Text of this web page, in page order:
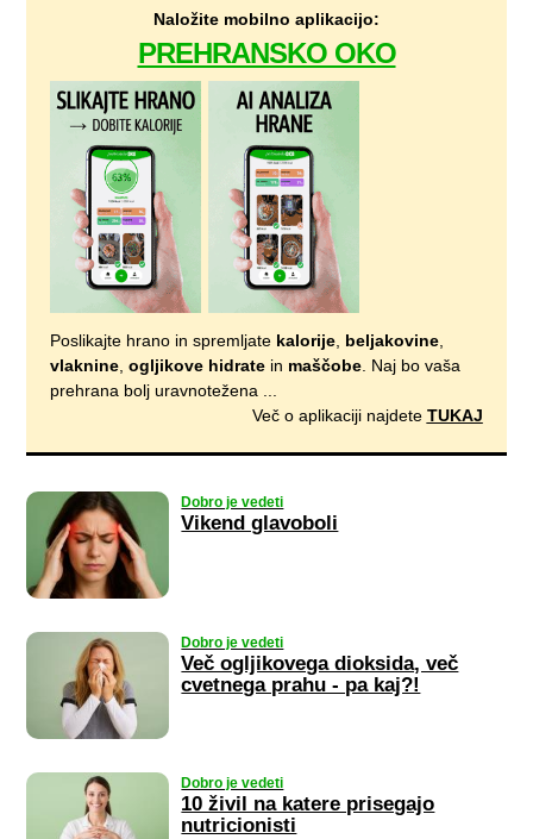
Naložite mobilno aplikacijo:
PREHRANSKO OKO
Poslikajte hrano in spremljate kalorije, beljakovine,
vlaknine,ogljikove hidrate in maščobe. Naj bo vaša
prehrana bolj uravnotežena ...
Več o aplikaciji najdete TUKAJ
Dobro je vedeti
Vikend glavoboli
Dobro je vedeti
Več ogljikovega dioksida, več
cvetnega prahu - pa kaj?!
Dobro je vedeti
10 živil na katere prisegajo
nutricionisti